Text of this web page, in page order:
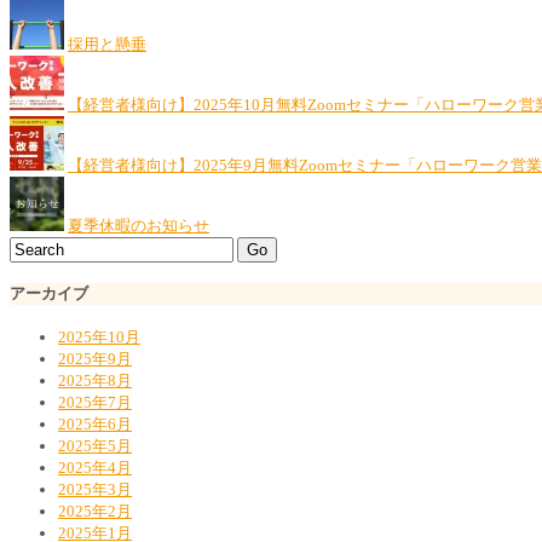
採用と懸垂
【経営者様向け】2025年10月無料Zoomセミナー「ハローワーク営
【経営者様向け】2025年9月無料Zoomセミナー「ハローワーク営業
夏季休暇のお知らせ
アーカイブ
2025年10月
2025年9月
2025年8月
2025年7月
2025年6月
2025年5月
2025年4月
2025年3月
2025年2月
2025年1月